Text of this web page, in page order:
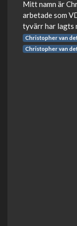
Mitt namn är
arbetade som
tyvärr har lagts
Christopher van
Christopher van